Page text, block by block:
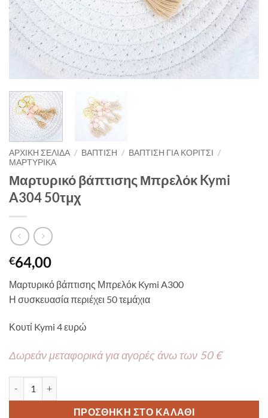
ΑΡΧΙΚΉ ΣΕΛΊΔΑ / ΒΑΠΤΙΣΗ / ΒΑΠΤΙΣΗ ΓΙΑ ΚΟΡΙΤΣΙ /
ΜΑΡΤΥΡΙΚΑ
Μαρτυρικό βάπτισης Μπρελόκ Kymi
A304 50τμχ
€64,00
Μαρτυρικό βάπτισης Μπρελόκ Kymi A300
Η συσκευασία περιέχει 50 τεμάχια
Κουτί Kymi 4 ευρώ
Δωρεάν μεταφορικά για αγορές άνω των 50 €
ΠΡΟΣΘΉΚΗ ΣΤΟ ΚΑΛΆΘΙ